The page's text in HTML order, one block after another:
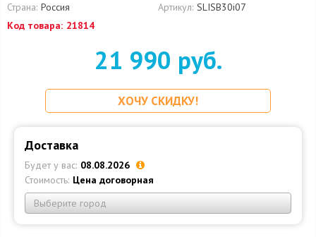
Страна: Россия Артикул: SLISB30i07
Код товара: 21814
21 990 руб.
ХОЧУ СКИДКУ!
Доставка
Будет у вас: 08.08.2026
Стоимость: Цена договорная
Выберите город